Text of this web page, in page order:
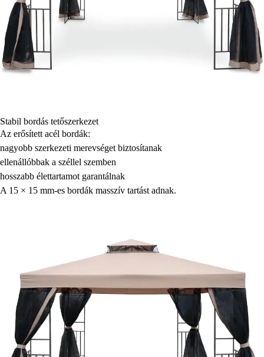
Stabil bordás tetőszerkezet
Az erősített acél bordák:
nagyobb szerkezeti merevséget biztosítanak
ellenállóbbak a széllel szemben
hosszabb élettartamot garantálnak
A 15 × 15 mm-es bordák masszív tartást adnak.